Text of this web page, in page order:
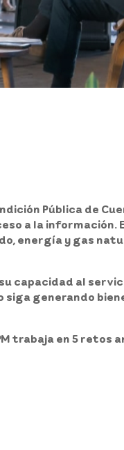
Pública de
a la
energía y gas
capacidad al
generando
trabaja en 5 retos